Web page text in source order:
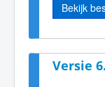
Bekijk
Versie